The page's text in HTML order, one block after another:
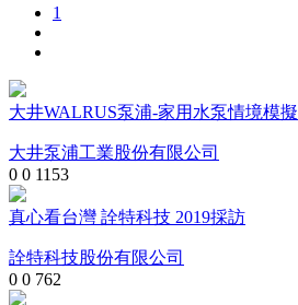
1
大井WALRUS泵浦-家用水泵情境模擬
大井泵浦工業股份有限公司
0 0 1153
真心看台灣 詮特科技 2019採訪
詮特科技股份有限公司
0 0 762